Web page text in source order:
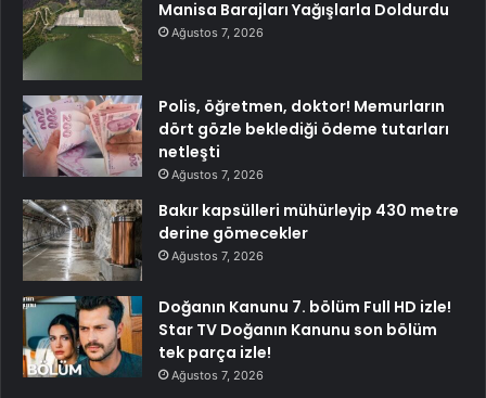
Manisa Barajları Yağışlarla Doldurdu
Ağustos 7, 2026
Polis, öğretmen, doktor! Memurların
dört gözle beklediği ödeme tutarları
netleşti
Ağustos 7, 2026
Bakır kapsülleri mühürleyip 430 metre
derine gömecekler
Ağustos 7, 2026
Doğanın Kanunu 7. bölüm Full HD izle!
Star TV Doğanın Kanunu son bölüm
tek parça izle!
Ağustos 7, 2026